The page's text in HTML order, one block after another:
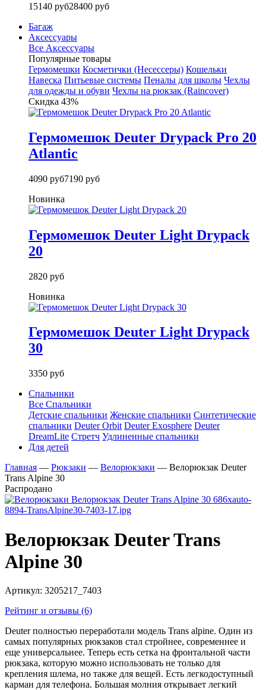
15140 руб28400 руб
Багаж
Аксессуары
Все Аксессуары
Популярные товары
Гермомешки Косметички (Несессеры) Кошельки
Навеска Питьевые системы Пеналы для школы Чехлы
для одежды и обуви Чехлы на рюкзак (Raincover)
Скидка 43%
Гермомешок Deuter Drypack Pro 20
Atlantic
4090 руб7190 руб
Новинка
Гермомешок Deuter Light Drypack
20
2820 руб
Новинка
Гермомешок Deuter Light Drypack
30
3350 руб
Спальники
Все Спальники
Детские спальники Женские спальники Синтетические
спальники Deuter Orbit Deuter Exosphere Deuter
DreamLite Стретч Удлиненные спальники
Для детей
Главная — Рюкзаки — Велорюкзаки — Велорюкзак Deuter
Trans Alpine 30
Распродано
Велорюкзак Deuter Trans
Alpine 30
Артикул: 3205217_7403
Рейтинг и отзывы (6)
Deuter полностью переработали модель Trans alpine. Один из
самых популярных рюкзаков стал стройнее, современнее и
еще универсальнее. Теперь есть сетка на фронтальной части
рюкзака, которую можно использовать не только для
крепления шлема, но также для вещей. Есть легкодоступный
карман для телефона. Большая молния открывает легкий